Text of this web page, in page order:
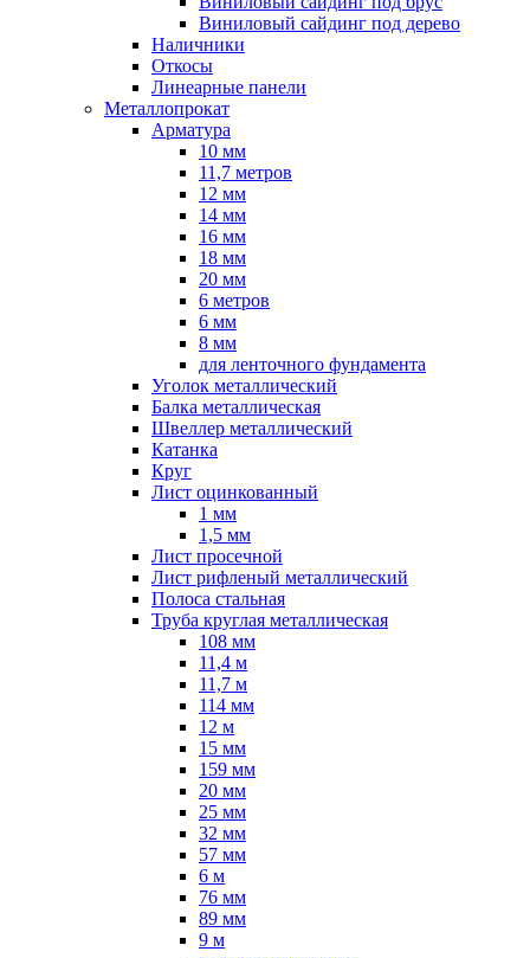
Виниловый сайдинг под дерево
Наличники
Откосы
Линеарные панели
Металлопрокат
Арматура
10 мм
11,7 метров
12 мм
14 мм
16 мм
18 мм
20 мм
6 метров
6 мм
8 мм
для ленточного фундамента
Уголок металлический
Балка металлическая
Швеллер металлический
Катанка
Круг
Лист оцинкованный
1 мм
1,5 мм
Лист просечной
Лист рифленый металлический
Полоса стальная
Труба круглая металлическая
108 мм
11,4 м
11,7 м
114 мм
12 м
15 мм
159 мм
20 мм
25 мм
32 мм
57 мм
6 м
76 мм
89 мм
9 м